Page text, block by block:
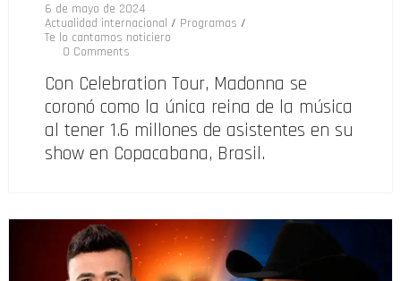
6 de mayo de 2024
Actualidad internacional / Programas /
Te lo cantamos noticiero
0 Comments
Con Celebration Tour, Madonna se
coronó como la única reina de la música
al tener 1.6 millones de asistentes en su
show en Copacabana, Brasil.